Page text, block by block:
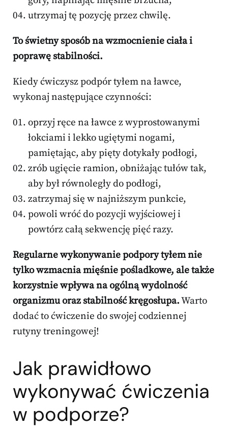
utrzymaj tę pozycję przez chwilę.
To świetny sposób na wzmocnienie ciała i
poprawę stabilności.
Kiedy ćwiczysz podpór tyłem na ławce,
wykonaj następujące czynności:
oprzyj ręce na ławce z wyprostowanymi
łokciami i lekko ugiętymi nogami,
pamiętając, aby pięty dotykały podłogi,
zrób ugięcie ramion, obniżając tułów tak,
aby był równoległy do podłogi,
zatrzymaj się w najniższym punkcie,
powoli wróć do pozycji wyjściowej i
powtórz całą sekwencję pięć razy.
Regularne wykonywanie podpory tyłem nie
tylko wzmacnia mięśnie pośladkowe, ale także
korzystnie wpływa na ogólną wydolność
organizmu oraz stabilność kręgosłupa.Warto
dodać to ćwiczenie do swojej codziennej
rutyny treningowej!
Jak prawidłowo
wykonywać ćwiczenia
w podporze?